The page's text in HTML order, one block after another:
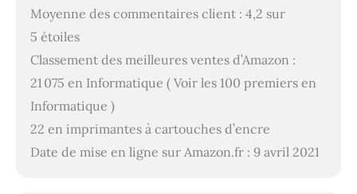
Moyenne des commentaires client : 4,2 sur
5 étoiles
Classement des meilleures ventes d’Amazon :
21 075 en Informatique ( Voir les 100 premiers en
Informatique )
22 en imprimantes à cartouches d’encre
Date de mise en ligne sur Amazon.fr : 9 avril 2021